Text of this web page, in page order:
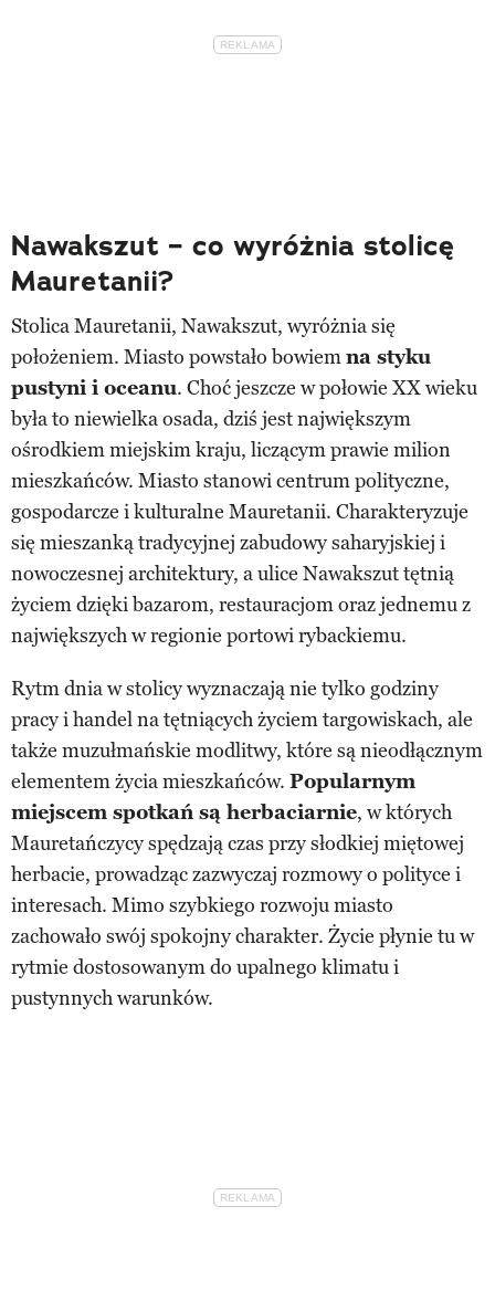
Nawakszut – co wyróżnia stolicę
Mauretanii?
Stolica Mauretanii, Nawakszut, wyróżnia się
położeniem. Miasto powstało bowiemna styku
pustyni i oceanu. Choć jeszcze w połowie XX wieku
była to niewielka osada, dziś jest największym
ośrodkiem miejskim kraju, liczącym prawie milion
mieszkańców. Miasto stanowi centrum polityczne,
gospodarcze i kulturalne Mauretanii. Charakteryzuje
się mieszanką tradycyjnej zabudowy saharyjskiej i
nowoczesnej architektury, a ulice Nawakszut tętnią
życiem dzięki bazarom, restauracjom oraz jednemu z
największych w regionie portowi rybackiemu.
Rytm dnia w stolicy wyznaczają nie tylko godziny
pracy i handel na tętniących życiem targowiskach, ale
także muzułmańskie modlitwy, które są nieodłącznym
elementem życia mieszkańców. Popularnym
miejscem spotkań są herbaciarnie, w których
Mauretańczycy spędzają czas przy słodkiej miętowej
herbacie, prowadząc zazwyczaj rozmowy o polityce i
interesach. Mimo szybkiego rozwoju miasto
zachowało swój spokojny charakter. Życie płynie tu w
rytmie dostosowanym do upalnego klimatu i
pustynnych warunków.